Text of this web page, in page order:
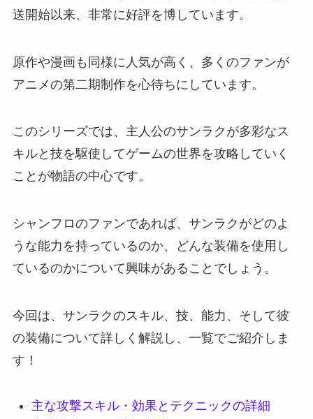
送開始以来、非常に好評を博しています。
原作や漫画も同様に人気が高く、多くのファンが
アニメの第二期制作を心待ちにしています。
このシリーズでは、主人公のサンラクが多彩なス
キルと技を駆使してゲームの世界を攻略していく
ことが物語の中心です。
シャンフロのファンであれば、サンラクがどのよ
うな能力を持っているのか、どんな装備を使用し
ているのかについて興味があることでしょう。
今回は、サンラクのスキル、技、能力、そして彼
の装備について詳しく解説し、一覧でご紹介しま
す！
主な攻撃スキル・効果とテクニックの詳細